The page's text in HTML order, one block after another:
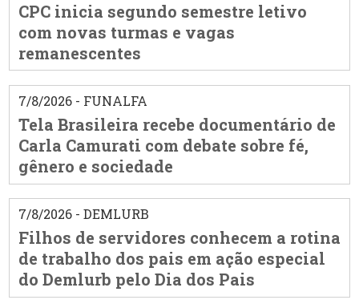
CPC inicia segundo semestre letivo
com novas turmas e vagas
remanescentes
7/8/2026 - FUNALFA
Tela Brasileira recebe documentário de
Carla Camurati com debate sobre fé,
gênero e sociedade
7/8/2026 - DEMLURB
Filhos de servidores conhecem a rotina
de trabalho dos pais em ação especial
do Demlurb pelo Dia dos Pais